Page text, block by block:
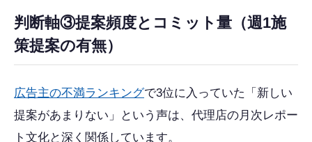
判断軸③提案頻度とコミット量（週1施
策提案の有無）
広告主の不満ランキングで3位に入っていた「新しい
提案があまりない」という声は、代理店の月次レポー
ト文化と深く関係しています。